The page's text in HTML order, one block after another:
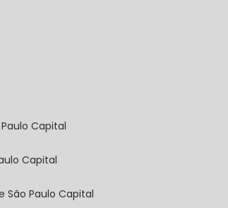
Capital
Capital
São Paulo Capital